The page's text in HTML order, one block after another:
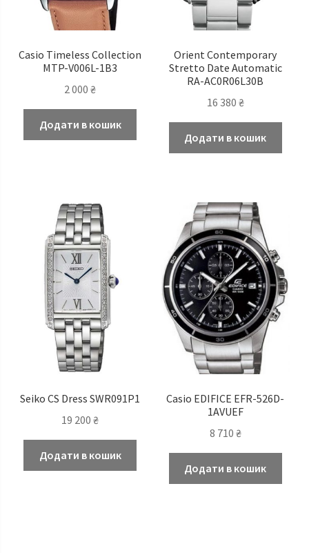
Casio Timeless Сollection
MTP-V006L-1B3
2 000₴
Додати в кошик
Orient Contemporary
Stretto Date Automatic
RA-AC0R06L30B
16 380 ₴
Додати в кошик
Seiko CS Dress SWR091P1
19 200₴
Додати в кошик
Casio EDIFICE EFR-526D-
1AVUEF
8 710 ₴
Додати в кошик